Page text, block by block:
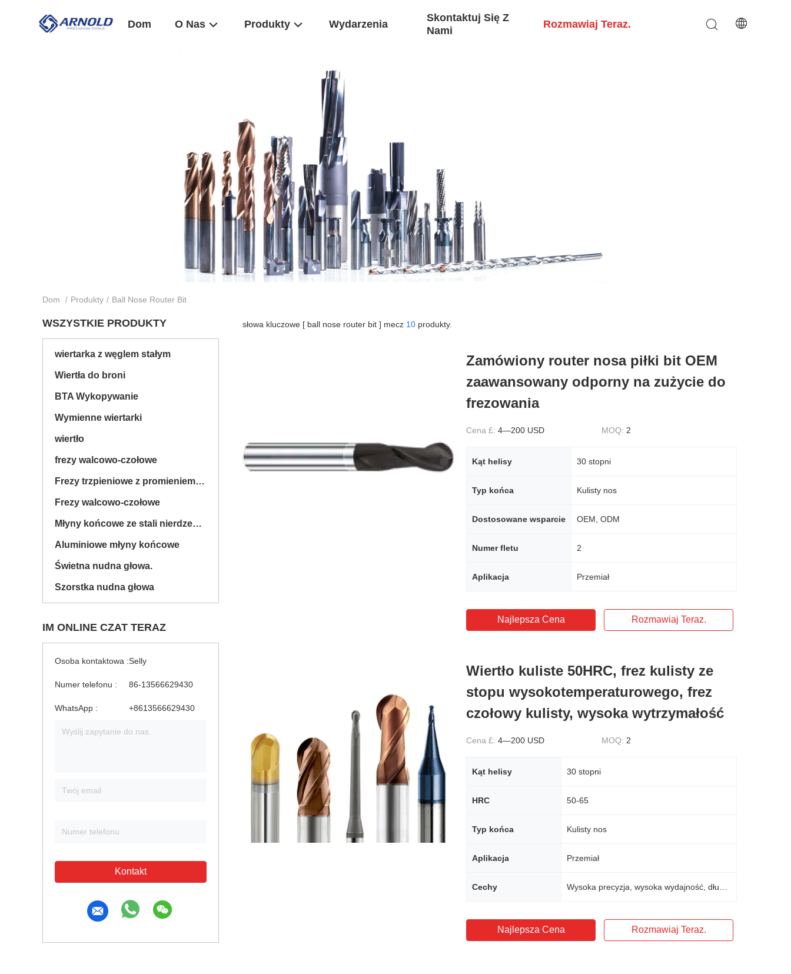
Dom O Nas Produkty Wydarzenia
Skontaktuj Się Z
Nami
Rozmawiaj Teraz.
Dom / Produkty / Ball Nose Router Bit
WSZYSTKIE PRODUKTY
wiertarka z węglem stałym
Wiertła do broni
BTA Wykopywanie
Wymienne wiertarki
wiertło
frezy walcowo-czołowe
Frezy trzpieniowe z promieniem naroża
Frezy walcowo-czołowe
Młyny końcowe ze stali nierdzewnej
Aluminiowe młyny końcowe
Świetna nudna głowa.
Szorstka nudna głowa
IM ONLINE CZAT TERAZ
Osoba kontaktowa :Selly
Numer telefonu : 86-13566629430
WhatsApp : +8613566629430
Kontakt
słowa kluczowe [ ball nose router bit ] mecz 10 produkty.
Zamówiony router nosa piłki bit OEM
zaawansowany odporny na zużycie do
frezowania
Cena £: 4—200 USD MOQ: 2
Kąt helisy 30 stopni
Typ końca Kulisty nos
Dostosowane wsparcie OEM, ODM
Numer fletu 2
Aplikacja Przemiał
Najlepsza Cena Rozmawiaj Teraz.
Wiertło kuliste 50HRC, frez kulisty ze
stopu wysokotemperaturowego, frez
czołowy kulisty, wysoka wytrzymałość
Cena £: 4—200 USD MOQ: 2
Kąt helisy 30 stopni
HRC 50-65
Typ końca Kulisty nos
Aplikacja Przemiał
Cechy
Najlepsza Cena Rozmawiaj Teraz.